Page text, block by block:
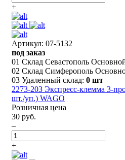
+
Артикул: 07-5132
под заказ
01 Склад Севастополь
02 Склад Симферополь
03 Удаленный склад: 0 шт
2273-203 Экспресс-клемма 3-
шт./уп.) WAGO
Розничная цена
30 руб.
–
+